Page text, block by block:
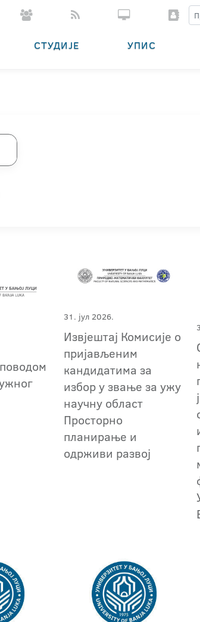
СТУДИЈЕ УПИС
31. јул 2026.
Извјештај Комисије о
пријављеним
кандидатима за
избор у звање за ужу
научну област
Просторно
планирање и
одрживи развој